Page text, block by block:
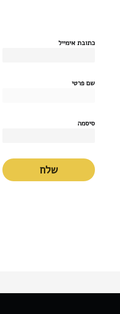
כתובת אימייל
שם פרטי
סיסמה
שלח